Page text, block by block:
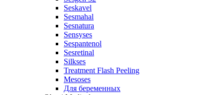
Seskavel
Sesmahal
Sesnatura
Sensyses
Sespantenol
Sesretinal
Silkses
Treatment Flash Peeling
Mesoses
Для беременных